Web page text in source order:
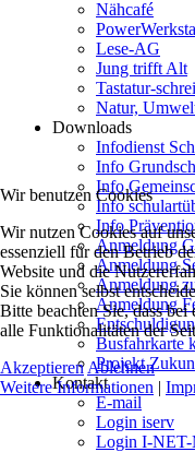
Nähcafé
Lese-AG
Jung trifft Alt
Tastatur-
Natur,
Downloads
Infodienst
Info
Info
Info
Info
Anmeldung
Anmeldung
Anmeldung
Anmeldung
Busfahrkarte
Projekt
Kontakt
E-mail
Login iserv
Login I-NET-
Wir benutzen Cookies
Wir nutzen Cookies auf
essenziell für den Betrieb
Website und die
Sie können selbst
Bitte beachten Sie, dass
alle Funktionalitäten der
Akzeptieren Ablehnen
Weitere Informationen |